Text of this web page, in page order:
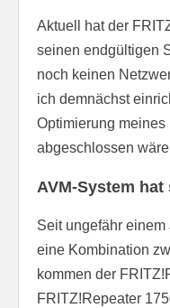
Aktuell hat der
seinen endgültigen
noch keinen
ich demnächst
Optimierung
abgeschlossen
AVM-System
Seit ungefähr
eine Kombination
kommen der
FRITZ!Repeater